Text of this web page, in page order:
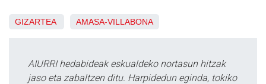
GIZARTEA AMASA-VILLABONA
AIURRI hedabideak eskualdeko nortasun hitzak
jaso eta zabaltzen ditu. Harpidedun eginda, tokiko